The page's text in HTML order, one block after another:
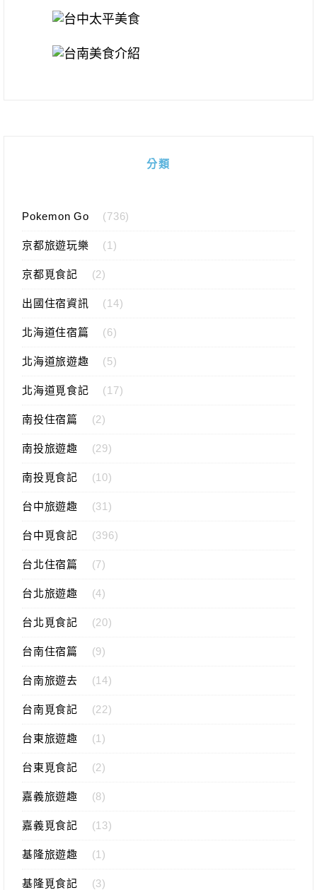
分類
Pokemon Go (736)
京都旅遊玩樂 (1)
京都覓食記 (2)
出國住宿資訊 (14)
北海道住宿篇 (6)
北海道旅遊趣 (5)
北海道覓食記 (17)
南投住宿篇 (2)
南投旅遊趣 (29)
南投覓食記 (10)
台中旅遊趣 (31)
台中覓食記 (396)
台北住宿篇 (7)
台北旅遊趣 (4)
台北覓食記 (20)
台南住宿篇 (9)
台南旅遊去 (14)
台南覓食記 (22)
台東旅遊趣 (1)
台東覓食記 (2)
嘉義旅遊趣 (8)
嘉義覓食記 (13)
基隆旅遊趣 (1)
基隆覓食記 (3)